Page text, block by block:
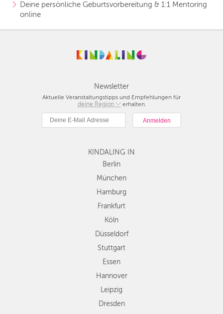
Deine persönliche Geburtsvorbereitung & 1:1 Mentoring
online
Newsletter
Aktuelle Veranstaltungstipps und Empfehlungen für
deine Region
Berlin
Hamburg
Köln
Düsseldorf
Stuttgart
Essen
Dresden
Nürnberg
Wien
Zürich
Andere
Regionen
erhalten.
KINDALING IN
Berlin
München
Hamburg
Frankfurt
Köln
Düsseldorf
Stuttgart
Essen
Hannover
Leipzig
Dresden